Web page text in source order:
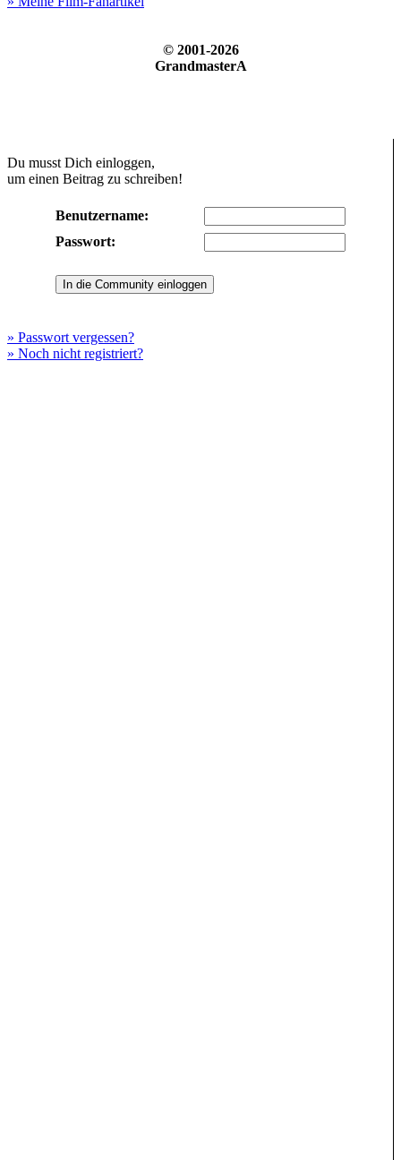
© 2001-2026
GrandmasterA
Du musst Dich einloggen,
um einen Beitrag zu schreiben!
Benutzername:
Passwort:
» Passwort vergessen?
» Noch nicht registriert?